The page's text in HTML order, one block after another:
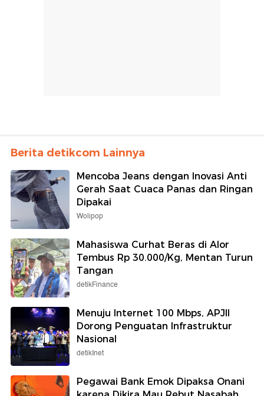
Berita detikcom Lainnya
Mencoba Jeans dengan Inovasi Anti
Gerah Saat Cuaca Panas dan Ringan
Dipakai
Wolipop
Mahasiswa Curhat Beras di Alor
Tembus Rp 30.000/Kg, Mentan Turun
Tangan
detikFinance
Menuju Internet 100 Mbps, APJII
Dorong Penguatan Infrastruktur
Nasional
detikInet
Pegawai Bank Emok Dipaksa Onani